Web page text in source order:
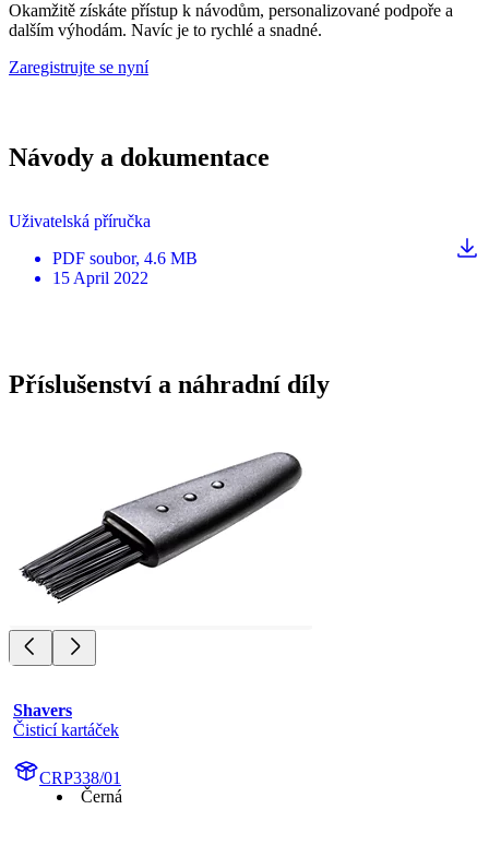
Okamžitě získáte přístup k návodům, personalizované podpoře a
dalším výhodám. Navíc je to rychlé a snadné.
Zaregistrujte se nyní
Návody a dokumentace
Uživatelská příručka
PDF soubor, 4.6 MB
15 April 2022
Příslušenství a náhradní díly
Shavers
Čisticí kartáček
CRP338/01
Černá